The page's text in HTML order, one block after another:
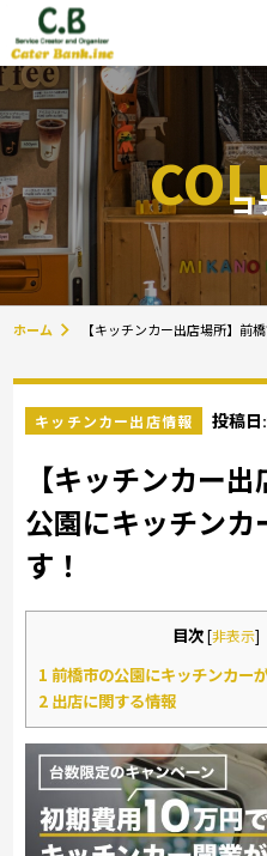
コ
ホーム 【キッチンカー出店場所】前
キッチンカー出店情報 投稿日:
【キッチンカー
公園にキッチンカ
す！
目次[非表示]
1 前橋市の公園にキッチンカー
2 出店に関する情報